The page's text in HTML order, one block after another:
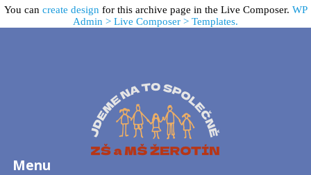
You can create design for this archive page in the Live Composer. WP
Admin > Live Composer > Templates.
Menu